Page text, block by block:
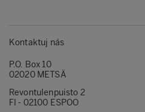
Kontaktuj nás
P.O. Box 10
02020 METSÄ
Revontulenpuisto 2
FI - 02100 ESPOO